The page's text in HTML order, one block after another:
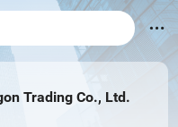
Trading Co., Ltd.